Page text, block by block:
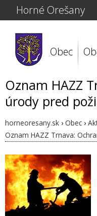
Horné Orešany
Obec
Oznam HAZZ
úrody pred
horneoresany.sk › Obec ›
Oznam HAZZ Trnava: